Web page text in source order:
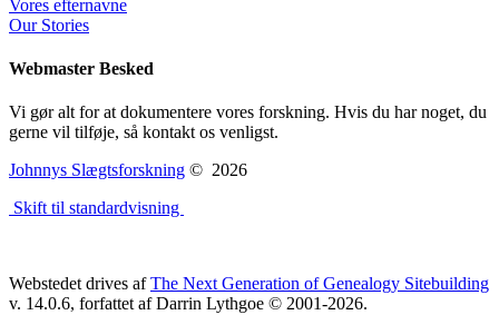
Vores efternavne
Our Stories
Webmaster Besked
Vi gør alt for at dokumentere vores forskning. Hvis du har noget, du
gerne vil tilføje, så kontakt os venligst.
Johnnys Slægtsforskning © 2026
Skift til standardvisning
Webstedet drives afThe Next Generation of Genealogy Sitebuilding
v. 14.0.6, forfattet af Darrin Lythgoe © 2001-2026.